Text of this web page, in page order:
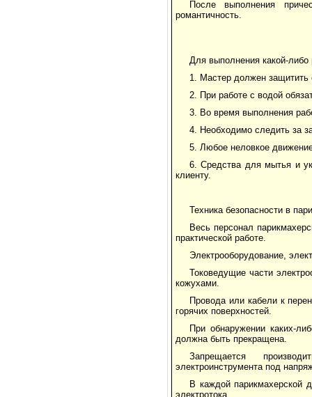
После выполнения
романтичность.
Для выполнения какой-
1. Мастер должен
2. При работе с водой
3. Во время выполнения
4. Необходимо следить за
5. Любое неловкое
6. Средства для мытья и
клиенту.
Техника безопасности в
Весь персонал
практической работе.
Электрооборудование,
Токоведущие части
кожухами.
Провода или кабели к
горячих поверхностей.
При обнаружении каких-
должна быть прекращена.
Запрещается
электроинструмента под
В каждой парикмахерской
электротока.